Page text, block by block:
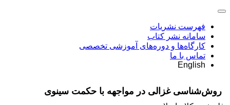
فهرست نشریات
سامانه نشر کتاب
کارگاه‌ها و دوره‌های آموزشی تخصصی
تماس با ما
English
روش‌شناسی غزالی در مواجهه با حکمت سینوی